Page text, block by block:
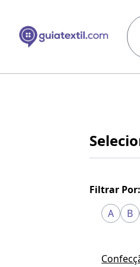
Filtrar Por:
A
B